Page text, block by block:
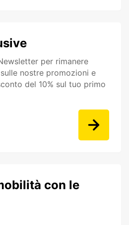
per rimanere
nostre promozioni e
del 10% sul tuo primo
con le